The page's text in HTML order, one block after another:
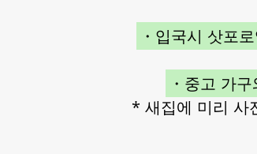
・입국시 삿포
・중고 가
* 새집에 미리 사